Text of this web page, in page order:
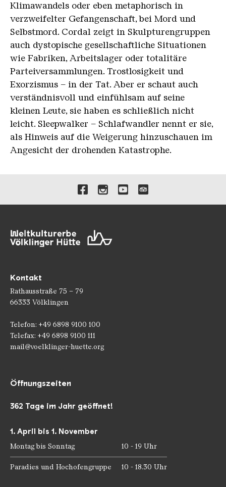
Klimawandels oder eben metaphorisch in
verzweifelter Gefangenschaft, bei Mord und
Selbstmord. Cordal zeigt in Skulpturengruppen
auch dystopische gesellschaftliche Situationen
wie Fabriken, Arbeitslager oder totalitäre
Parteiversammlungen. Trostlosigkeit und
Exorzismus – in der Tat. Aber er schaut auch
verständnisvoll und einfühlsam auf seine
kleinen Leute, sie haben es schließlich nicht
leicht. Sleepwalker – Schlafwandler nennt er sie,
als Hinweis auf die Weigerung hinzuschauen im
Angesicht der drohenden Katastrophe.
Verlinkungen zu unseren
Kontakt
Rathausstraße 75 – 79
66333 Völklingen
Telefon: +49 6898 9100 100
Telefax: +49 6898 9100 111
mail@voelklinger-huette.org
Öffnungszeiten
362 Tage im Jahr geöffnet!
1. April bis 1. November
Montag bis Sonntag 10 - 19 Uhr
Paradies und Hochofengruppe 10 - 18.30 Uhr